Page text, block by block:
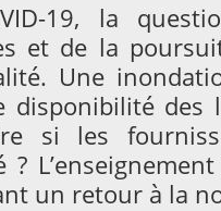
19, la
et de la
Une
disponibilité des
si les
un retour à la